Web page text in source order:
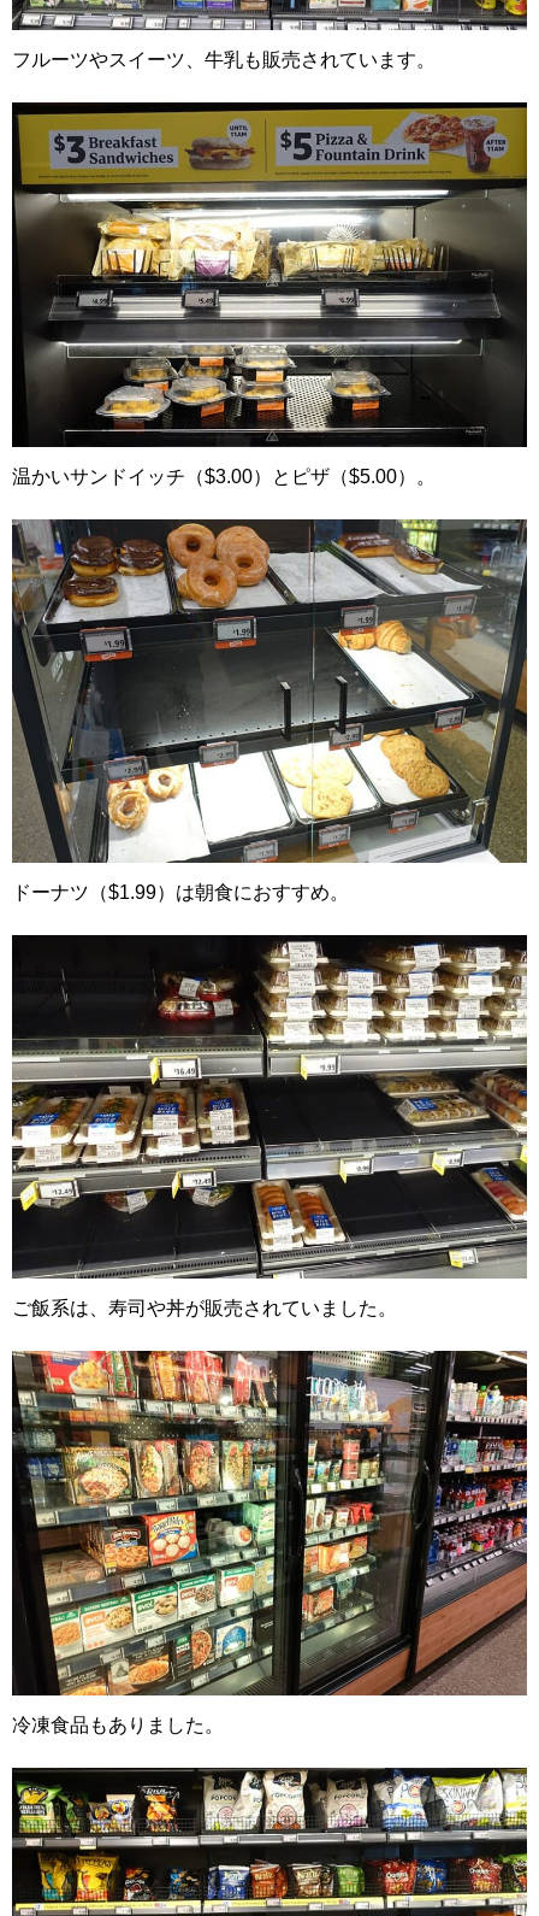
フルーツやスイーツ、牛乳も販売されています。
温かいサンドイッチ（$3.00）とピザ（$5.00）。
ドーナツ（$1.99）は朝食におすすめ。
ご飯系は、寿司や丼が販売されていました。
冷凍食品もありました。